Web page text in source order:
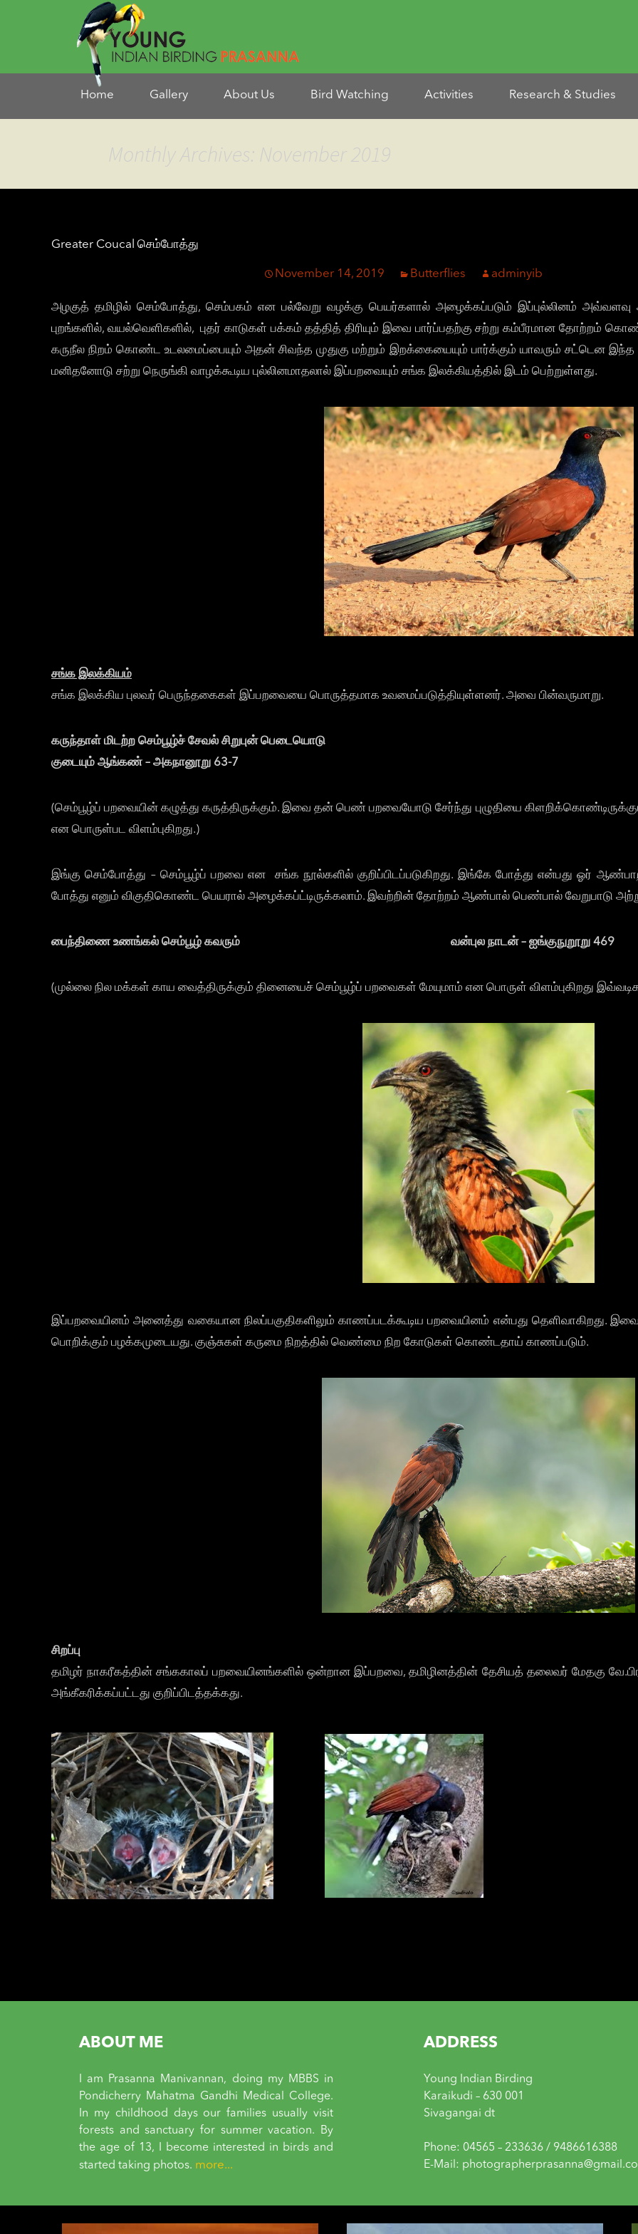
Home Gallery About Us Bird Watching Activities Research & Studies
Monthly Archives: November 2019
Greater Coucal செம்போத்து
November 14, 2019 Butterflies adminyib
அழகுத் தமிழில் செம்போத்து, செம்பகம் என பல்வேறு வழக்கு பெயர்களால் அழைக்கப்படும் இப்புல்லினம்
புறங்களில், வயல்வெளிகளில், புதர் காடுகள் பக்கம் தத்தித் திரியும் இவை பார்ப்பதற்கு சற்று கம்பீரமான
கருநீல நிறம் கொண்ட உடலமைப்பையும் அதன் சிவந்த முதுகு மற்றும் இறக்கையையும் பார்க்கும் யாவரும்
மனிதனோடு சற்று நெருங்கி வாழக்கூடிய புல்லினமாதலால் இப்பறவையும் சங்க இலக்கியத்தில் இடம் பெற்றுள்ளது.
சங்க இலக்கியம்
சங்க இலக்கிய புலவர் பெருந்தகைகள் இப்பறவையை பொருத்தமாக உவமைப்படுத்தியுள்ளனர். அவை பின்வருமாறு.
கருந்தாள் மிடற்ற செம்பூழ்ச் சேவல் சிறுபுன் பெடையொடு
குடையும் ஆங்கண் – அகநானூறு 63-7
(செம்பூழ்ப் பறவையின் கழுத்து கருத்திருக்கும். இவை தன் பெண் பறவையோடு சேர்ந்து புழுதியை
என பொருள்பட விளம்புகிறது.)
இங்கு செம்போத்து – செம்பூழ்ப் பறவை என சங்க நூல்களில் குறிப்பிடப்படுகிறது. இங்கே போத்து என்பது ஓர்
போத்து எனும் விகுதிகொண்ட பெயரால் அழைக்கப்ட்டிருக்கலாம். இவற்றின் தோற்றம் ஆண்பால் பெண்பால் வேறுபாடு
பைந்திணை உணங்கல் செம்பூழ் கவரும் வன்புல நாடன் – ஐங்குநுறூறு 469
(முல்லை நில மக்கள் காய வைத்திருக்கும் தினையைச் செம்பூழ்ப் பறவைகள் மேயுமாம் என பொருள் விளம்புகிறது
இப்பறவையினம் அனைத்து வகையான நிலப்பகுதிகளிலும் காணப்படக்கூடிய பறவையினம் என்பது தெளிவாகிறது. இவை
பொறிக்கும் பழக்கமுடையது. குஞ்சுகள் கருமை நிறத்தில் வெண்மை நிற கோடுகள் கொண்டதாய் காணப்படும்.
சிறப்பு
தமிழர் நாகரீகத்தின் சங்ககாலப் பறவையினங்களில் ஒன்றான இப்பறவை, தமிழினத்தின் தேசியத் தலைவர் மேதகு
அங்கீகரிக்கப்பட்டது குறிப்பிடத்தக்கது.
ABOUT ME
I am Prasanna Manivannan, doing my MBBS in
Pondicherry Mahatma Gandhi Medical College.
In my childhood days our families usually visit
forests and sanctuary for summer vacation. By
the age of 13, I become interested in birds and
started taking photos. more...
ADDRESS
Young Indian Birding
Karaikudi – 630 001
Sivagangai dt
Phone: 04565 – 233636 / 9486616388
E-Mail: